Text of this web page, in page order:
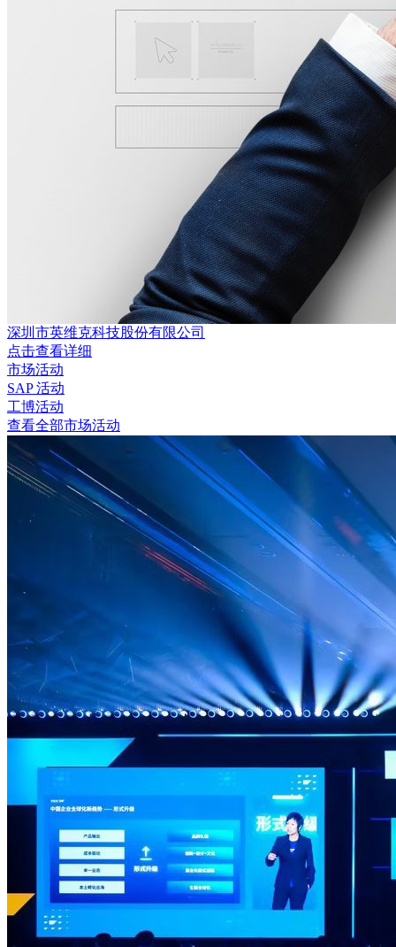
深圳市英维克科技股份有限公司
点击查看详细
市场活动
SAP 活动
工博活动
查看全部市场活动